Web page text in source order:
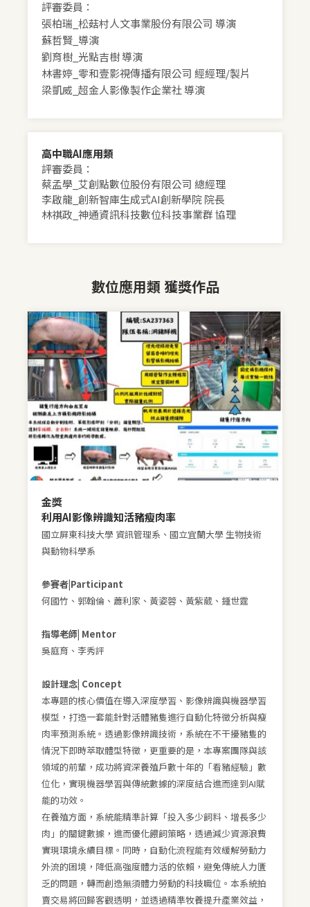
評審委員：
張柏瑞_松菇村人文事業股份有限公司 導演
蘇哲賢_導演
劉育樹_光點吉樹 導演
林書婷_零和壹影視傳播有限公司 經經理/製片
梁凱威_超金人影像製作企業社 導演
高中職AI應用類
評審委員：
蔡孟學_艾創點數位股份有限公司 總經理
李啟龍_ 創新智庫生成式AI創新學院 院長
林祺政_ 神通資訊科技數位科技事業群 協理
數位應用類 獲獎作品
金獎
利用AI影像辨識知活豬瘦肉率
國立屏東科技大學 資訊管理系、國立宜蘭大學 生物技術
與動物科學系
參賽者|Participant
何國竹、郭翰倫、蕭利家、黃姿蓉、黃紫葳、鍾世霆
指導老師| Mentor
吳庭育、李秀評
設計理念| Concept
本專題的核心價值在導入深度學習、影像辨識與機器學習
模型，打造一套能針對活體豬隻進行自動化特徵分析與瘦
肉率預測系統。透過影像辨識技術，系統在不干擾豬隻的
情況下即時萃取體型特徵，更重要的是，本專案團隊與該
領域的前輩，成功將資深養殖戶數十年的「看豬經驗」數
位化，實現機器學習與傳統數據的深度結合進而達到AI賦
能的功效。
在養殖方面，系統能精準計算「投入多少飼料、增長多少
肉」的關鍵數據，進而優化餵飼策略，透過減少資源浪費
實現環境永續目標。同時，自動化流程能有效緩解勞動力
外流的困境，降低高強度體力活的依賴，避免傳統人力匱
乏的問題，轉而創造無須體力勞動的科技職位。本系統拍
賣交易將回歸客觀透明，並透過精準牧養提升產業效益，